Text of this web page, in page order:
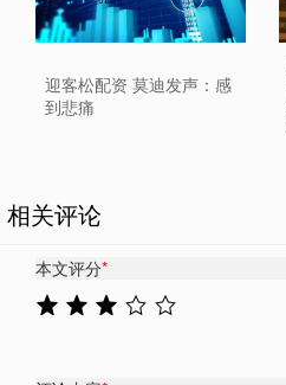
迎客松配资 莫迪发声：感
到悲痛
相关评论
本文评分*